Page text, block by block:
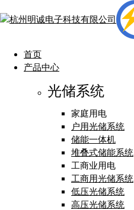
首页
产品中心
光储系统
家庭用电
户用光储系统
储能一体机
堆叠式储能系统
工商业用电
工商用光储系统
低压光储系统
高压光储系统